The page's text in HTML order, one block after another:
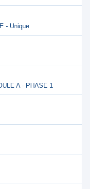
- Unique
A - PHASE 1